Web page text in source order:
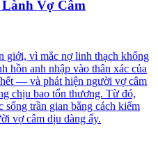
Vợ Câm
vì mắc nợ linh thạch khổng
hồn anh nhập vào thân xác của
— và phát hiện người vợ câm
chịu bao tổn thương. Từ đó,
trần gian bằng cách kiếm
vợ câm dịu dàng ấy.